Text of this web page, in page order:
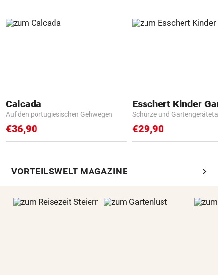
Calcada
Auf den portugiesischen Gehwegen
€36,90
Schürze und
€29,90
VORTEILSWELT MAGAZINE chevron_right